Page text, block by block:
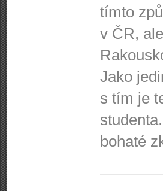
tímto
v ČR,
Jako
s tím je
bohaté